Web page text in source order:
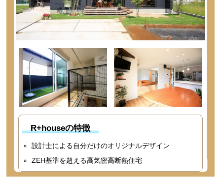
R+houseの特徴
設計士による自分だけのオリジナルデザイン
ZEH基準を超える高気密高断熱住宅